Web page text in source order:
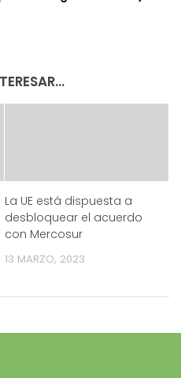
La UE está dispuesta a
desbloquear el acuerdo
con Mercosur
13 MARZO, 2023